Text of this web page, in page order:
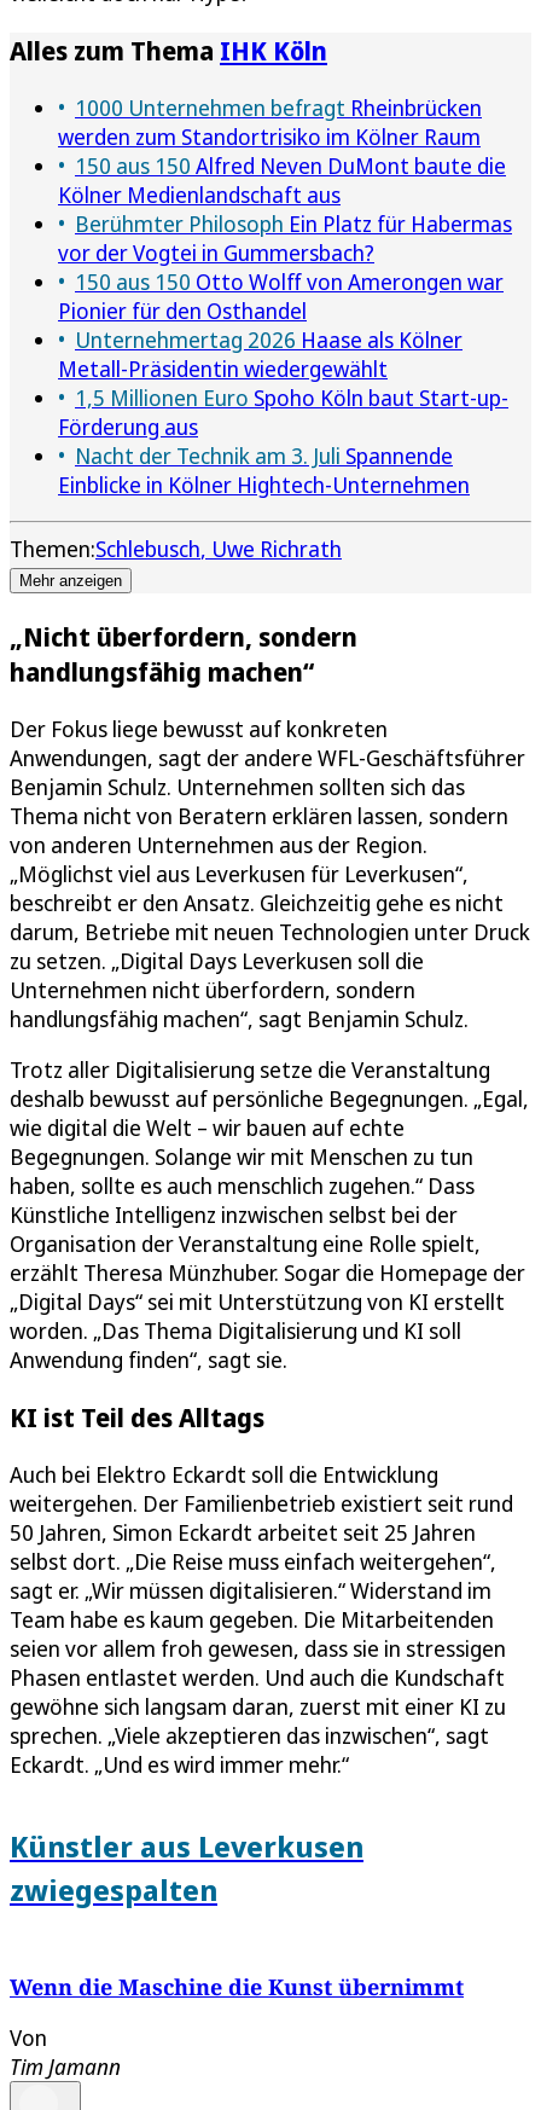
Alles zum Thema IHK Köln
1000 Unternehmen befragt Rheinbrücken
werden zum Standortrisiko im Kölner Raum
150 aus 150 Alfred Neven DuMont baute die
Kölner Medienlandschaft aus
Berühmter Philosoph Ein Platz für Habermas
vor der Vogtei in Gummersbach?
150 aus 150 Otto Wolff von Amerongen war
Pionier für den Osthandel
Unternehmertag 2026 Haase als Kölner
Metall-Präsidentin wiedergewählt
1,5 Millionen Euro Spoho Köln baut Start-up-
Förderung aus
Nacht der Technik am 3. Juli Spannende
Einblicke in Kölner Hightech-Unternehmen
Themen:Schlebusch Uwe Richrath
Mehr anzeigen
„Nicht überfordern, sondern
handlungsfähig machen“
Der Fokus liege bewusst auf konkreten
Anwendungen, sagt der andere WFL-Geschäftsführer
Benjamin Schulz. Unternehmen sollten sich das
Thema nicht von Beratern erklären lassen, sondern
von anderen Unternehmen aus der Region.
„Möglichst viel aus Leverkusen für Leverkusen“,
beschreibt er den Ansatz. Gleichzeitig gehe es nicht
darum, Betriebe mit neuen Technologien unter Druck
zu setzen. „Digital Days Leverkusen soll die
Unternehmen nicht überfordern, sondern
handlungsfähig machen“, sagt Benjamin Schulz.
Trotz aller Digitalisierung setze die Veranstaltung
deshalb bewusst auf persönliche Begegnungen. „Egal,
wie digital die Welt – wir bauen auf echte
Begegnungen. Solange wir mit Menschen zu tun
haben, sollte es auch menschlich zugehen.“ Dass
Künstliche Intelligenz inzwischen selbst bei der
Organisation der Veranstaltung eine Rolle spielt,
erzählt Theresa Münzhuber. Sogar die Homepage der
„Digital Days“ sei mit Unterstützung von KI erstellt
worden. „Das Thema Digitalisierung und KI soll
Anwendung finden“, sagt sie.
KI ist Teil des Alltags
Auch bei Elektro Eckardt soll die Entwicklung
weitergehen. Der Familienbetrieb existiert seit rund
50 Jahren, Simon Eckardt arbeitet seit 25 Jahren
selbst dort. „Die Reise muss einfach weitergehen“,
sagt er. „Wir müssen digitalisieren.“ Widerstand im
Team habe es kaum gegeben. Die Mitarbeitenden
seien vor allem froh gewesen, dass sie in stressigen
Phasen entlastet werden. Und auch die Kundschaft
gewöhne sich langsam daran, zuerst mit einer KI zu
sprechen. „Viele akzeptieren das inzwischen“, sagt
Eckardt. „Und es wird immer mehr.“
Künstler aus Leverkusen
zwiegespalten
Wenn die Maschine die Kunst übernimmt
Von
Tim Jamann